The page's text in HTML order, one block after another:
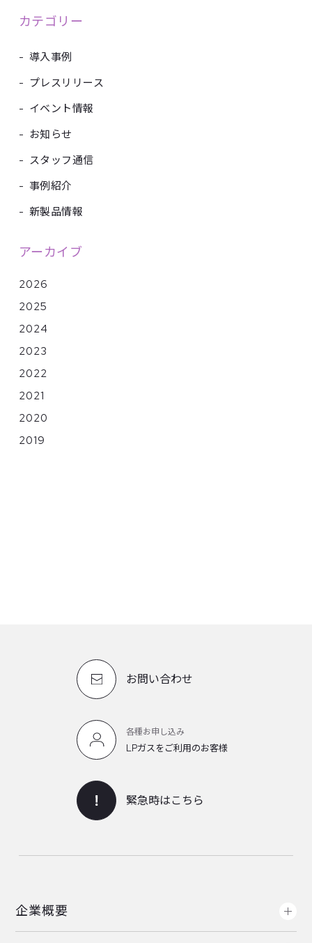
カテゴリー
- 導入事例
- プレスリリース
- イベント情報
- お知らせ
- スタッフ通信
- 事例紹介
- 新製品情報
アーカイブ
2026
2025
2024
2023
2022
2021
2020
2019
お問い合わせ
各種お申し込み
LPガスをご利用のお客様
緊急時はこちら
企業概要